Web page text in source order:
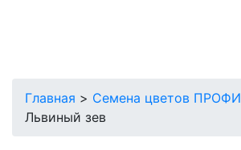
Главная > Cемена цветов ПРОФИ
Львиный зев